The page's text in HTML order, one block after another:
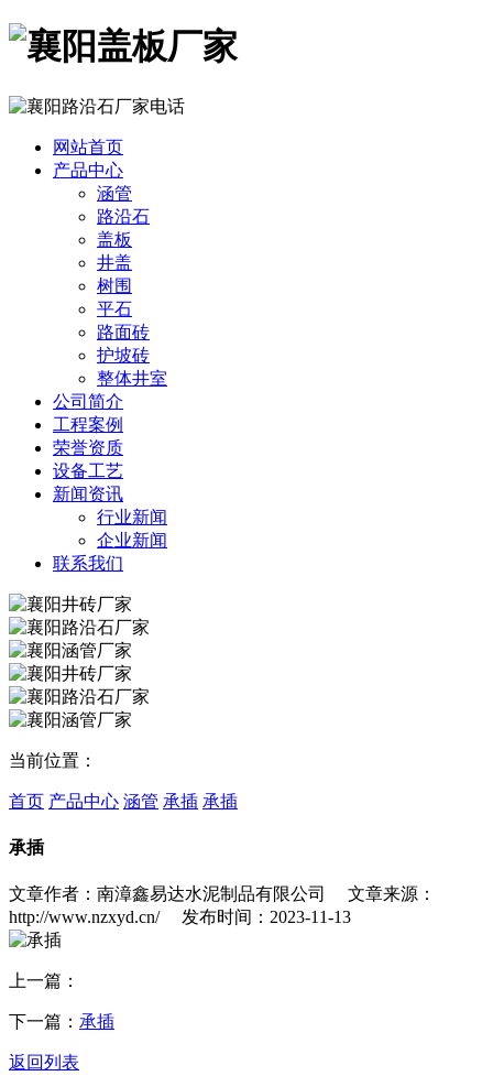
网站首页
产品中心
涵管
路沿石
盖板
井盖
树围
平石
路面砖
护坡砖
整体井室
公司简介
工程案例
荣誉资质
设备工艺
新闻资讯
行业新闻
企业新闻
联系我们
当前位置：
首页 产品中心 涵管 承插 承插
承插
文章作者：南漳鑫易达水泥制品有限公司 文章来源：
http://www.nzxyd.cn/ 发布时间：2023-11-13
上一篇：
下一篇： 承插
返回列表